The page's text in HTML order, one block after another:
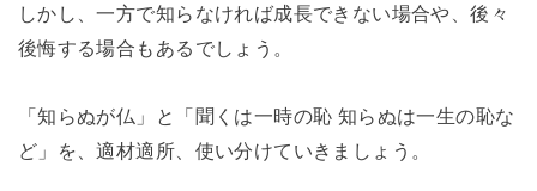
しかし、一方で知らなければ成長できない場合や、後々
後悔する場合もあるでしょう。
「知らぬが仏」と「聞くは一時の恥 知らぬは一生の恥な
ど」を、適材適所、使い分けていきましょう。